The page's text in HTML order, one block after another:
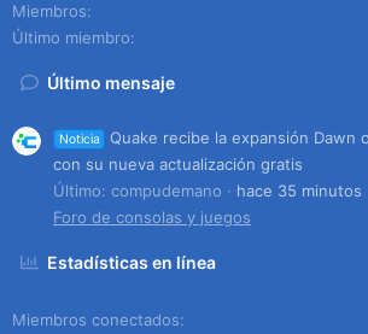
Miembros
Último miembro
Último mensaje
Noticia
Quake recibe la expansión Dawn
con su nueva actualización gratis
Último: compudemano
hace 35 minutos
Foro de consolas y juegos
Estadísticas en línea
Miembros conectados